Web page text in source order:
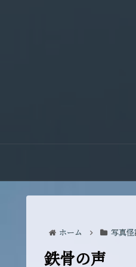
ホーム 写真怪
鉄骨の声